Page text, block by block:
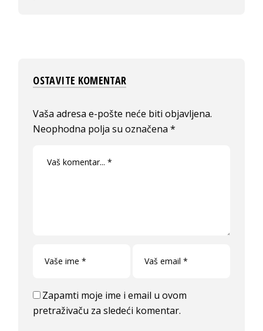
OSTAVITE KOMENTAR
Vaša adresa e-pošte neće biti objavljena.
Neophodna polja su označena*
Zapamti moje ime i email u ovom
pretraživaču za sledeći komentar.